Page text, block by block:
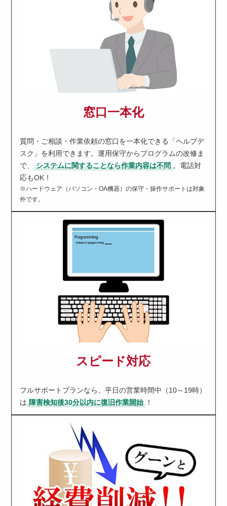
窓口一本化
質問・ご相談・作業依頼の窓口を一本化できる「ヘルプデ
スク」を利用できます。運用保守からプログラムの改修ま
で、 システムに関することなら作業内容は不問 。電話対
応もOK！
※ハードウェア（パソコン・OA機器）の保守・操作サポートは対象
外です。
スピード対応
フルサポートプランなら、平日の営業時間中（10～19時）
は 障害検知後30分以内に復旧作業開始 ！